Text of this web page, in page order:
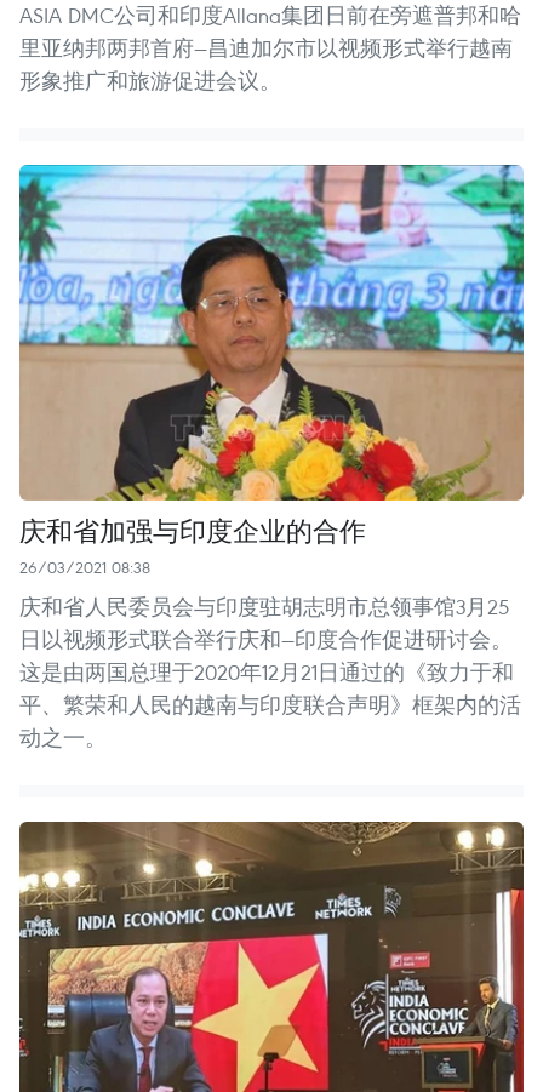
ASIA DMC公司和印度Allana集团日前在旁遮普邦和哈
里亚纳邦两邦首府—昌迪加尔市以视频形式举行越南
形象推广和旅游促进会议。
庆和省加强与印度企业的合作
26/03/2021 08:38
庆和省人民委员会与印度驻胡志明市总领事馆3月25
日以视频形式联合举行庆和—印度合作促进研讨会。
这是由两国总理于2020年12月21日通过的《致力于和
平、繁荣和人民的越南与印度联合声明》框架内的活
动之一。